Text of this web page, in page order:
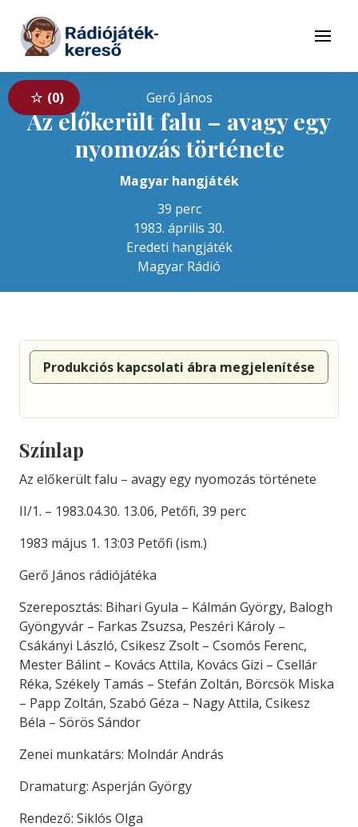
Tovább a tartalomhoz
Menü
0 Gerő János
Az előkerült falu – avagy egy
nyomozás története
Magyar hangjáték
39 perc
1983. április 30.
Eredeti hangjáték
Magyar Rádió
Produkciós kapcsolati ábra megjelenítése
Színlap
Az előkerült falu – avagy egy nyomozás története
II/1. – 1983.04.30. 13.06, Petőfi, 39 perc
1983 május 1. 13:03 Petőfi (ism.)
Gerő János rádiójátéka
Szereposztás: Bihari Gyula – Kálmán György, Balogh
Gyöngyvár – Farkas Zsuzsa, Peszéri Károly –
Csákányi László, Csikesz Zsolt – Csomós Ferenc,
Mester Bálint – Kovács Attila, Kovács Gizi – Csellár
Réka, Székely Tamás – Stefán Zoltán, Börcsök Miska
– Papp Zoltán, Szabó Géza – Nagy Attila, Csikesz
Béla – Sörös Sándor
Zenei munkatárs: Molndár András
Dramaturg: Asperján György
Rendező: Siklós Olga